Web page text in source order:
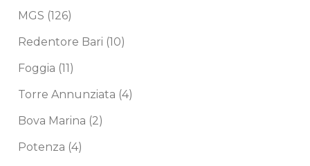
MGS (126)
Redentore Bari (10)
Foggia (11)
Torre Annunziata (4)
Bova Marina (2)
Potenza (4)